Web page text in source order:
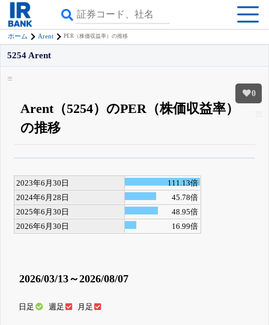
ホーム Arent PER（株価収益率）の推移
0
5254 Arent
Arent（5254）のPER（株価収益率）
の推移
詳しく見られる無料でβ版をはじめる
登録すると永久30%OFFと米株版の先行利用も付きます
2023年6月30日
111.13倍
2024年6月28日
45.78倍
2025年6月30日
48.95倍
2026年6月30日
16.99倍
2026/03/13～2026/08/07
日足 週足 月足